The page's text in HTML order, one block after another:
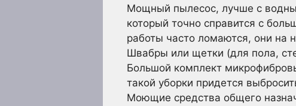
Мощный пылесос, лучше с
который точно справится с
работы часто ломаются, они на
Швабры или щетки (для пола,
Большой комплект
такой уборки придется
Моющие средства общего